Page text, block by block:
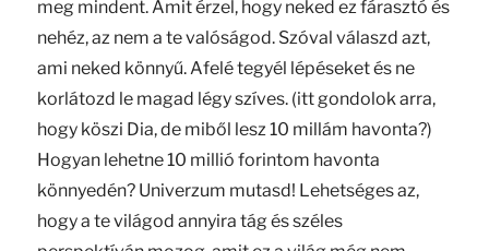
meg mindent. Amit érzel, hogy neked ez fárasztó és
nehéz, az nem a te valóságod. Szóval válaszd azt,
ami neked könnyű. Afelé tegyél lépéseket és ne
korlátozd le magad légy szíves. (itt gondolok arra,
hogy köszi Dia, de miből lesz 10 millám havonta?)
Hogyan lehetne 10 millió forintom havonta
könnyedén? Univerzum mutasd! Lehetséges az,
hogy a te világod annyira tág és széles